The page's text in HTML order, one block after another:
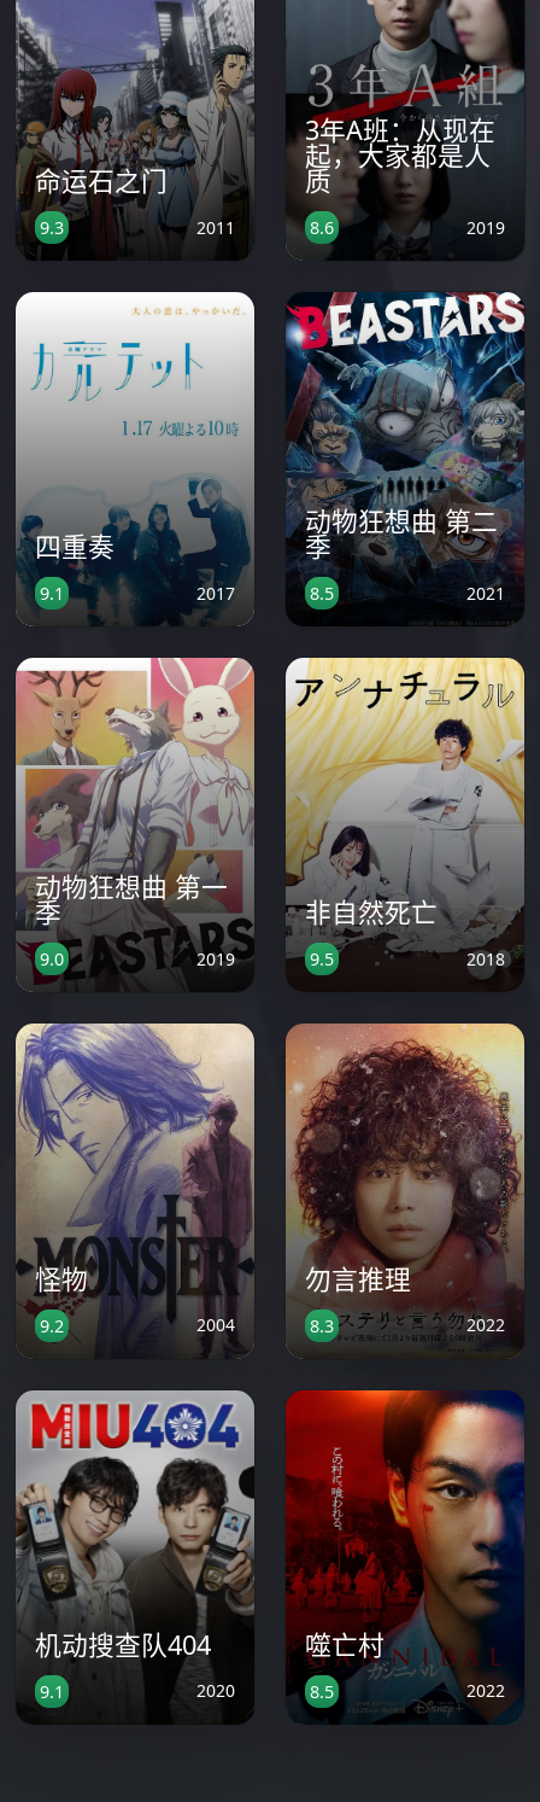
命运石之门
9.3 2011
3年A班：从现在
起，大家都是人
质
8.6 2019
四重奏
9.1 2017
动物狂想曲 第二
季
8.5 2021
动物狂想曲 第一
季
9.0 2019
非自然死亡
9.5 2018
怪物
9.2 2004
勿言推理
8.3 2022
机动搜查队404
9.1 2020
噬亡村
8.5 2022